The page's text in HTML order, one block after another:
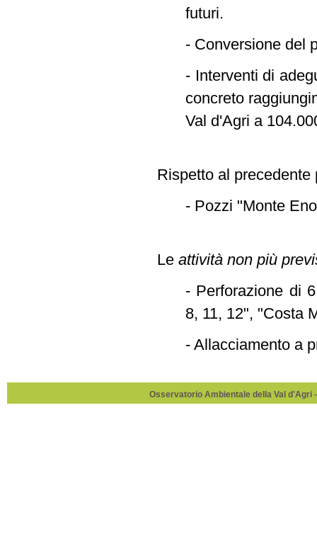
futuri.
- Conversione del
- Interventi di
concreto
Val d'Agri a
Rispetto al
- Pozzi "Monte
Le attività non più
- Perforazione di
8, 11, 12", "Costa
- Allacciamento a
Osservatorio Ambientale della Val d'Agri